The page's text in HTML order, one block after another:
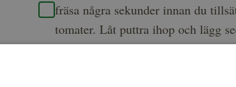
fräsa några sekunder innan du
tomater. Låt puttra ihop och lägg
Låt köttet puttra med såsen